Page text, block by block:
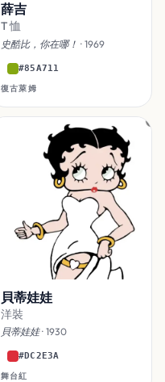
薛吉
T 恤
史酷比，你在哪！ · 1969
#85A711
復古萊姆
貝蒂娃娃
洋裝
貝蒂娃娃· 1930
#DC2E3A
舞台紅